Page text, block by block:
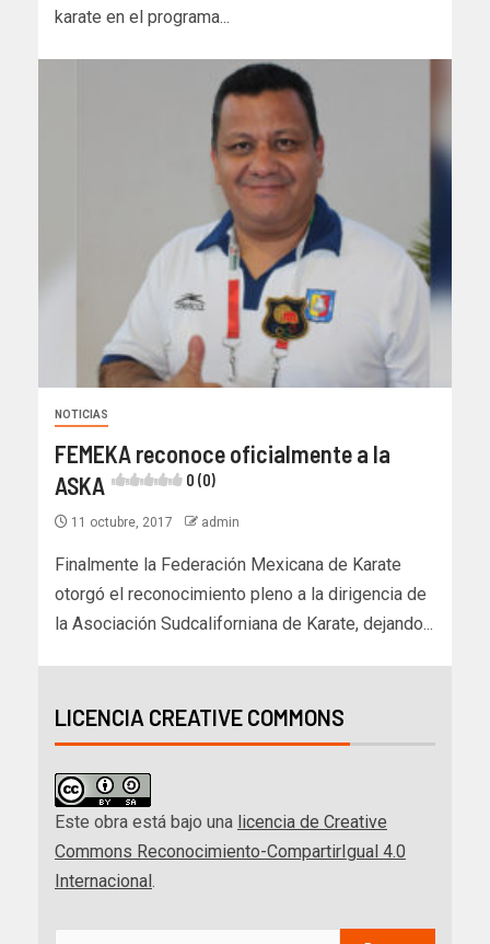
karate en el programa...
NOTICIAS
FEMEKA reconoce oficialmente a la
ASKA
0 (0)
11 octubre, 2017 admin
Finalmente la Federación Mexicana de Karate
otorgó el reconocimiento pleno a la dirigencia de
la Asociación Sudcaliforniana de Karate, dejando...
LICENCIA CREATIVE COMMONS
Este obra está bajo una licencia de Creative
Commons Reconocimiento-CompartirIgual 4.0
Internacional .